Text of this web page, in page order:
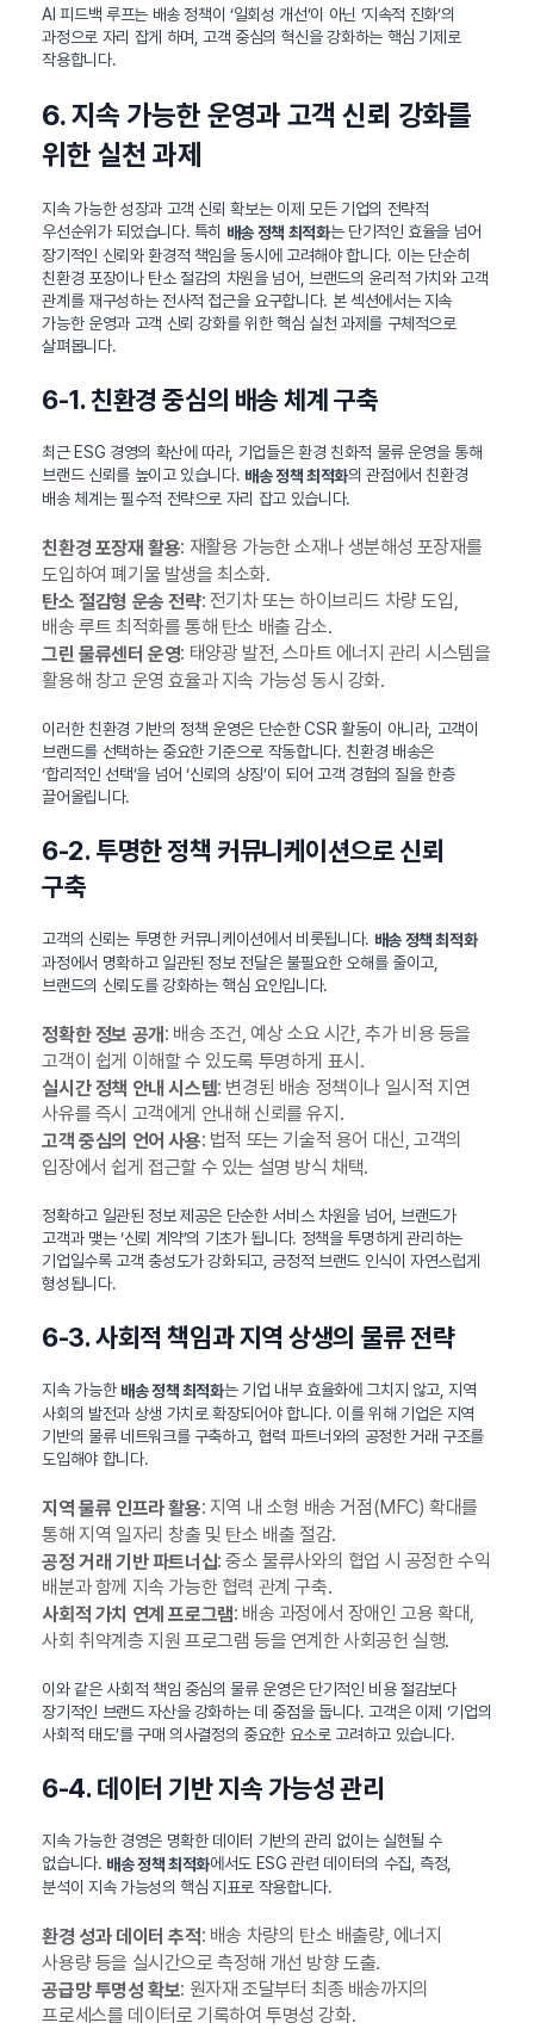
AI 피드백 루프는 배송 정책이 ‘일회성 개선’이 아닌 ‘지속적 진화’의
과정으로 자리 잡게 하며, 고객 중심의 혁신을 강화하는 핵심 기제로
작용합니다.
6. 지속 가능한 운영과 고객 신뢰 강화를
위한 실천 과제
지속 가능한 성장과 고객 신뢰 확보는 이제 모든 기업의 전략적
우선순위가 되었습니다. 특히 배송 정책 최적화는 단기적인 효율을 넘어
장기적인 신뢰와 환경적 책임을 동시에 고려해야 합니다. 이는 단순히
친환경 포장이나 탄소 절감의 차원을 넘어, 브랜드의 윤리적 가치와 고객
관계를 재구성하는 전사적 접근을 요구합니다. 본 섹션에서는 지속
가능한 운영과 고객 신뢰 강화를 위한 핵심 실천 과제를 구체적으로
살펴봅니다.
6-1. 친환경 중심의 배송 체계 구축
최근 ESG 경영의 확산에 따라, 기업들은 환경 친화적 물류 운영을 통해
브랜드 신뢰를 높이고 있습니다. 배송 정책 최적화의 관점에서 친환경
배송 체계는 필수적 전략으로 자리 잡고 있습니다.
친환경 포장재 활용: 재활용 가능한 소재나 생분해성 포장재를
도입하여 폐기물 발생을 최소화.
탄소 절감형 운송 전략: 전기차 또는 하이브리드 차량 도입,
배송 루트 최적화를 통해 탄소 배출 감소.
그린 물류센터 운영: 태양광 발전, 스마트 에너지 관리 시스템을
활용해 창고 운영 효율과 지속 가능성 동시 강화.
이러한 친환경 기반의 정책 운영은 단순한 CSR 활동이 아니라, 고객이
브랜드를 선택하는 중요한 기준으로 작동합니다. 친환경 배송은
‘합리적인 선택’을 넘어 ‘신뢰의 상징’이 되어 고객 경험의 질을 한층
끌어올립니다.
6-2. 투명한 정책 커뮤니케이션으로 신뢰
구축
고객의 신뢰는 투명한 커뮤니케이션에서 비롯됩니다. 배송 정책 최적화
과정에서 명확하고 일관된 정보 전달은 불필요한 오해를 줄이고,
브랜드의 신뢰도를 강화하는 핵심 요인입니다.
정확한 정보 공개 : 배송 조건, 예상 소요 시간, 추가 비용 등을
고객이 쉽게 이해할 수 있도록 투명하게 표시.
실시간 정책 안내 시스템: 변경된 배송 정책이나 일시적 지연
사유를 즉시 고객에게 안내해 신뢰를 유지.
고객 중심의 언어 사용: 법적 또는 기술적 용어 대신, 고객의
입장에서 쉽게 접근할 수 있는 설명 방식 채택.
정확하고 일관된 정보 제공은 단순한 서비스 차원을 넘어, 브랜드가
고객과 맺는 ‘신뢰 계약’의 기초가 됩니다. 정책을 투명하게 관리하는
기업일수록 고객 충성도가 강화되고, 긍정적 브랜드 인식이 자연스럽게
형성됩니다.
6-3. 사회적 책임과 지역 상생의 물류 전략
지속 가능한 배송 정책 최적화는 기업 내부 효율화에 그치지 않고, 지역
사회의 발전과 상생 가치로 확장되어야 합니다. 이를 위해 기업은 지역
기반의 물류 네트워크를 구축하고, 협력 파트너와의 공정한 거래 구조를
도입해야 합니다.
지역 물류 인프라 활용: 지역 내 소형 배송 거점(MFC) 확대를
통해 지역 일자리 창출 및 탄소 배출 절감.
공정 거래 기반 파트너십: 중소 물류사와의 협업 시 공정한 수익
배분과 함께 지속 가능한 협력 관계 구축.
사회적 가치 연계 프로그램: 배송 과정에서 장애인 고용 확대,
사회 취약계층 지원 프로그램 등을 연계한 사회공헌 실행.
이와 같은 사회적 책임 중심의 물류 운영은 단기적인 비용 절감보다
장기적인 브랜드 자산을 강화하는 데 중점을 둡니다. 고객은 이제 ‘기업의
사회적 태도’를 구매 의사결정의 중요한 요소로 고려하고 있습니다.
6-4. 데이터 기반 지속 가능성 관리
지속 가능한 경영은 명확한 데이터 기반의 관리 없이는 실현될 수
없습니다. 배송 정책 최적화에서도 ESG 관련 데이터의 수집, 측정,
분석이 지속 가능성의 핵심 지표로 작용합니다.
환경 성과 데이터 추적: 배송 차량의 탄소 배출량, 에너지
사용량 등을 실시간으로 측정해 개선 방향 도출.
공급망 투명성 확보: 원자재 조달부터 최종 배송까지의
프로세스를 데이터로 기록하여 투명성 강화.